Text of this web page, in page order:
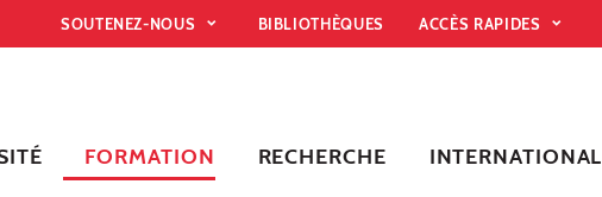
SOUTENEZ-NOUS BIBLIOTHÈQUES ACCÈS RAPIDES
FORMATION RECHERCHE INTERNATIONAL